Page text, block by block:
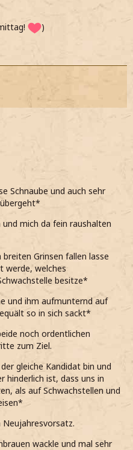
)
Schnaube und auch sehr
mich da fein raushalten
Grinsen fallen lasse
werde, welches
besitze*
und ihm aufmunternd auf
so in sich sackt*
noch ordentlichen
zum Ziel.
gleiche Kandidat bin und
hinderlich ist, dass uns in
als auf Schwachstellen und
wackle und mal sehr